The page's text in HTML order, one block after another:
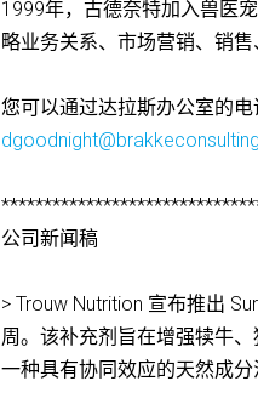
1999年，古德奈特加入兽医
略业务关系、市场营销、销
您可以通过达拉斯办公室的
公司新闻稿
> Trouw Nutrition 宣布推出
周。该补充剂旨在增强犊牛
一种具有协同效应的天然成